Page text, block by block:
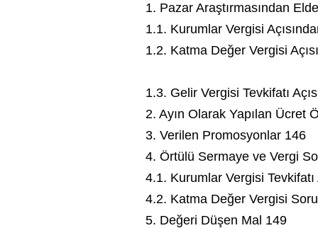
1. Pazar Araştırmasından
1.1. Kurumlar Vergisi
1.2. Katma Değer Vergisi
1.3. Gelir Vergisi Tevkifatı
2. Ayın Olarak Yapılan Ücret
3. Verilen Promosyonlar 146
4. Örtülü Sermaye ve Vergi
4.1. Kurumlar Vergisi Tevkifatı
4.2. Katma Değer Vergisi
5. Değeri Düşen Mal 149